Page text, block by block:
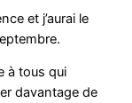
et j’aurai le
à tous qui
davantage de